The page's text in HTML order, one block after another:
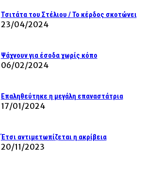
Τσιτάτα του Στέλιου / Το κέρδος σκοτώνει
23/04/2024
Ψάχνουν για έσοδα χωρίς κόπο
06/02/2024
Επαληθεύτηκε η μεγάλη επαναστάτρια
17/01/2024
Έτσι αντιμετωπίζεται η ακρίβεια
20/11/2023